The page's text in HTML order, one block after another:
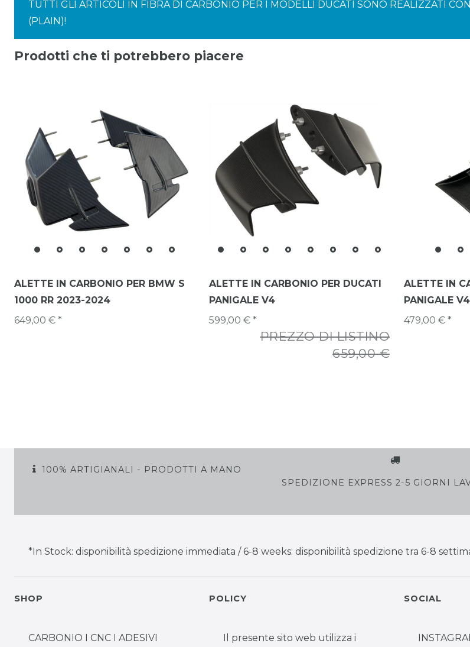
TUTTI GLI ARTICOLI IN FIBRA DI CARBONIO PER I MODELLI DUCATI SONO REALIZZATI
(PLAIN)!
Prodotti che ti potrebbero piacere
ALETTE IN CARBONIO PER BMW S
1000 RR 2023-2024
649,00 € *
ALETTE IN CARBONIO PER DUCATI
PANIGALE V4
PREZZO DI LISTINO
659,00 €
599,00 € *
ALETTE IN
PANIGALE
479,00 € *
100% ARTIGIANALI - PRODOTTI A MANO
SPEDIZIONE EXPRESS 2-5 GIORNI
*In Stock: disponibilità spedizione immediata / 6-8 weeks: disponibilità spedizione tra 6-8
SHOP
CARBONIO I CNC I ADESIVI
POLICY
Il presente sito web utilizza i
SOCIAL